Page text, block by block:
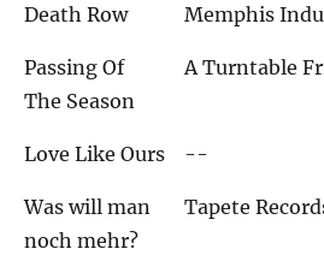
Death Row Memphis
Passing Of
The Season
A Turntable
Love Like Ours --
Was will man
noch mehr?
Tapete